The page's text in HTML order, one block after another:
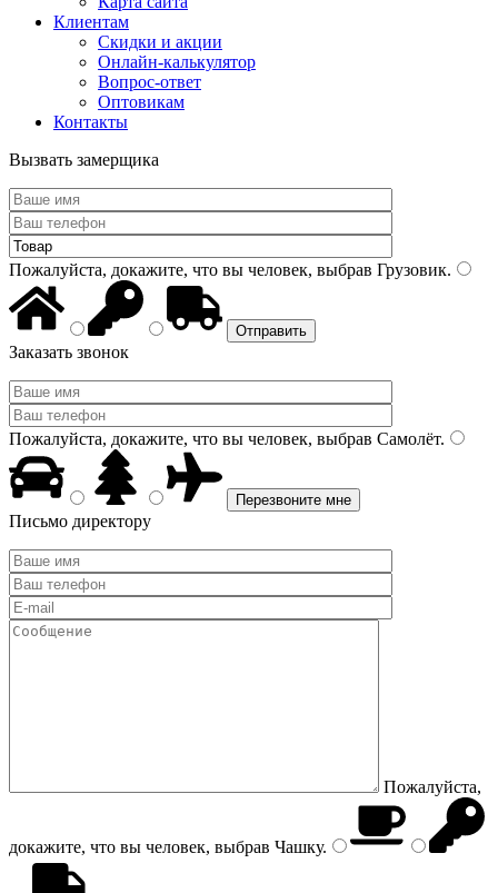
Клиентам
Скидки и акции
Онлайн-калькулятор
Вопрос-ответ
Оптовикам
Контакты
Вызвать замерщика
Пожалуйста, докажите, что вы человек, выбрав Грузовик.
Заказать звонок
Пожалуйста, докажите, что вы человек, выбрав Самолёт.
Письмо директору
Пожалуйста,
докажите, что вы человек, выбрав Чашку.